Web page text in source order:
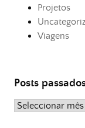
Projetos
Viagens
Posts
Posts